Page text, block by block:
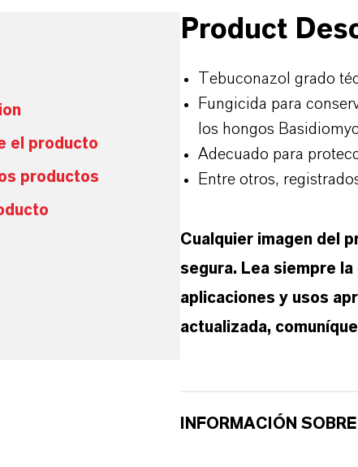
el producto
productos
Product
Tebuconazol grado
Fungicida para
los hongos
Adecuado para
Entre otros,
Cualquier imagen del
segura. Lea siempre
aplicaciones y usos
actualizada,
INFORMACIÓN